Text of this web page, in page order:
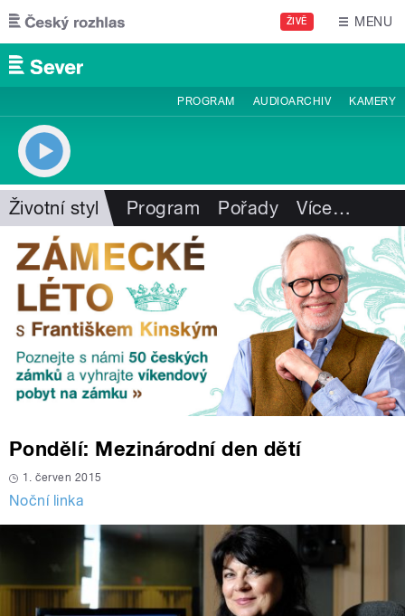
Přejít k hlavnímu obsahu
ŽIVĚ MENU
PROGRAM AUDIOARCHIV KAMERY
Životní styl Program Pořady Více…
Pondělí: Mezinárodní den dětí
1. červen 2015
Noční linka